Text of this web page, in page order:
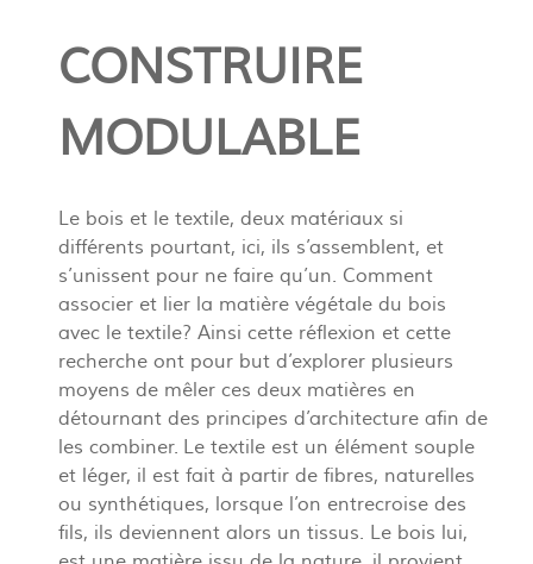
CONSTRUIRE
MODULABLE
Le bois et le textile, deux matériaux si
différents pourtant, ici, ils s’assemblent, et
s’unissent pour ne faire qu’un. Comment
associer et lier la matière végétale du bois
avec le textile? Ainsi cette réflexion et cette
recherche ont pour but d’explorer plusieurs
moyens de mêler ces deux matières en
détournant des principes d’architecture afin de
les combiner. Le textile est un élément souple
et léger, il est fait à partir de fibres, naturelles
ou synthétiques, lorsque l’on entrecroise des
fils, ils deviennent alors un tissus. Le bois lui,